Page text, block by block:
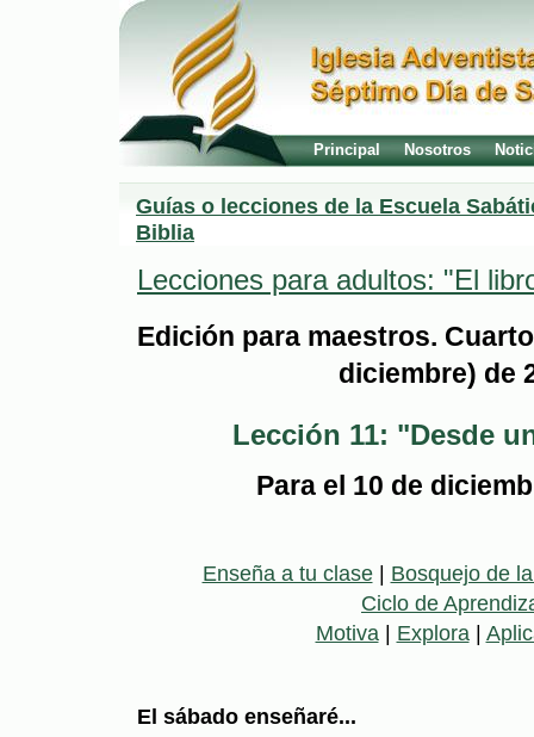
Principal Nosotros
Guías o lecciones de la Escuela
Biblia
Lecciones para adultos: "El
Edición para maestros.
diciembre) de
Lección 11: "Desde
Para el 10 de
Enseña a tu clase| Bosquejo de
Ciclo de
Motiva | Explora |
El sábado enseñaré...